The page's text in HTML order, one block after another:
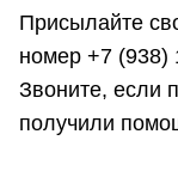
Присылайте
номер +7 (938)
Звоните, если
получили